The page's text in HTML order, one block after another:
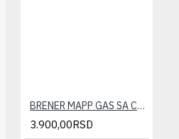
BRENER MAPP GAS SA CREVOM
3.900,00RSD